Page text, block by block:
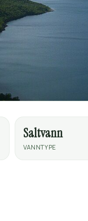
Saltvann
VANNTYPE